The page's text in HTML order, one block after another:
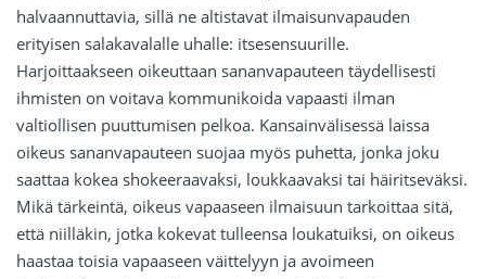
halvaannuttavia, sillä ne altistavat ilmaisunvapauden
erityisen salakavalalle uhalle: itsesensuurille.
Harjoittaakseen oikeuttaan sananvapauteen täydellisesti
ihmisten on voitava kommunikoida vapaasti ilman
valtiollisen puuttumisen pelkoa. Kansainvälisessä laissa
oikeus sananvapauteen suojaa myös puhetta, jonka joku
saattaa kokea shokeeraavaksi, loukkaavaksi tai häiritseväksi.
Mikä tärkeintä, oikeus vapaaseen ilmaisuun tarkoittaa sitä,
että niilläkin, jotka kokevat tulleensa loukatuiksi, on oikeus
haastaa toisia vapaaseen väittelyyn ja avoimeen